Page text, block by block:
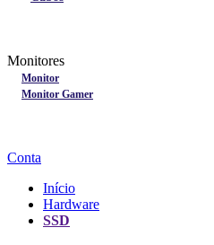
Monitores
Monitor
Monitor Gamer
Conta
Início
Hardware
SSD